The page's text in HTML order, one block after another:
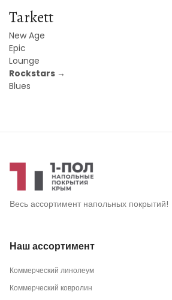
Tarkett
New Age
Epic
Lounge
Rockstars →
Blues
Весь ассортимент напольных покрытий!
Наш ассортимент
Коммерческий линолеум
Коммерческий ковролин